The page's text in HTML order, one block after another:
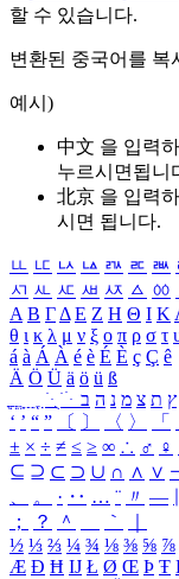
할 수 있습니다.
변환된 중국어를 복
예시)
中文 을 입력
누르시면됩니
北京 을 입력
시면 됩니다.
ㅥ ㅦ ㅧ ㅨ ㅩ ㅪ ㅫ
ㅺ ㅻ ㅼ ㅽ ㅾ ㅿ ㆀ
Α Β ΓΔ Ε Ζ Η Θ Ι Κ
θ ι κ λ μ ν ξ ο π ρ σ τ
á à Á À é è É È ç Ç ê
Ä Ö Ü ä ö ü ß
ִֶֹ ֻּ ׁׂ ץ ת צ מ נ ה ב
‘ ’ “ ” 〔 〕 〈 〉 「
± × ÷ ≠ ≤ ≥ ∞ ∴ ♂ ♀
⊆ ⊇ ⊂ ⊃ ∪ ∩ ∧ ∨
、
。 · ‥ … ¨ 〃 ―
；
？ ＾ ｀
½ ⅓ ⅔ ¼ ¾ ⅛ ⅜ ⅝ ⅞
Æ Ð Ħ Ĳ Ł Ø Œ Þ Ŧ